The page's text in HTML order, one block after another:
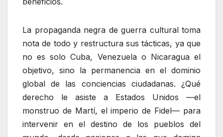
La propaganda negra de guerra cultural toma
nota de todo y restructura sus tácticas, ya que
no es solo Cuba, Venezuela o Nicaragua el
objetivo, sino la permanencia en el dominio
global de las conciencias ciudadanas. ¿Qué
derecho le asiste a Estados Unidos —el
monstruo de Martí, el imperio de Fidel— para
intervenir en el destino de los pueblos del